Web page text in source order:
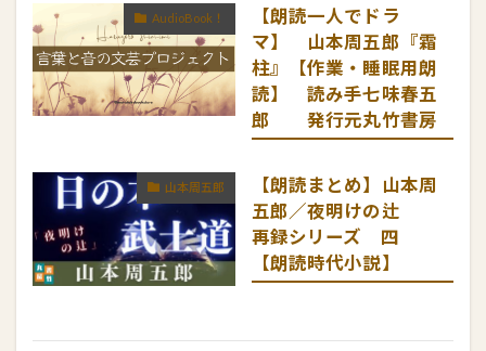
AudioBook！
【朗読一人でドラ
マ】 山本周五郎『霜
柱』【作業・睡眠用朗
読】 読み手七味春五
郎 発行元丸竹書房
山本周五郎
【朗読まとめ】山本周
五郎／夜明けの辻
再録シリーズ 四
【朗読時代小説】